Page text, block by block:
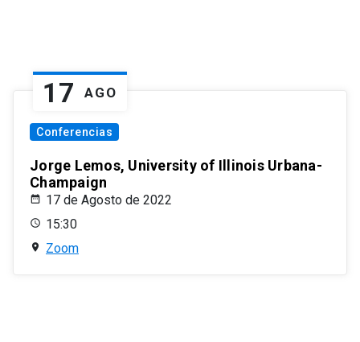
17 AGO
Conferencias
Jorge Lemos, University of Illinois Urbana-
Champaign
17 de Agosto de 2022
15:30
Zoom